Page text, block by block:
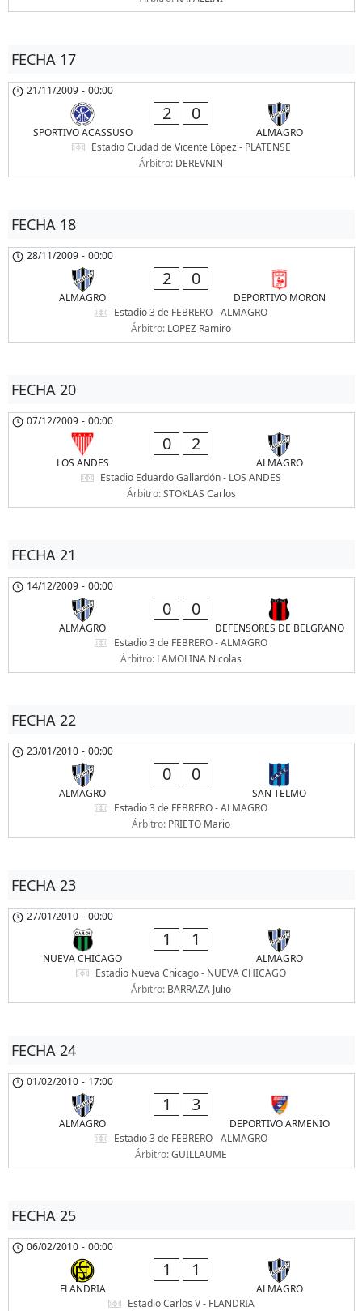
FECHA 17
21/11/2009 - 00:00
SPORTIVO ACASSUSO
2 0
ALMAGRO
Estadio Ciudad de Vicente López - PLATENSE
Árbitro: DEREVNIN
FECHA 18
28/11/2009 - 00:00
ALMAGRO
2 0
DEPORTIVO MORON
Estadio 3 de FEBRERO - ALMAGRO
Árbitro: LOPEZ Ramiro
FECHA 20
07/12/2009 - 00:00
LOS ANDES
0 2
ALMAGRO
Estadio Eduardo Gallardón - LOS ANDES
Árbitro:STOKLAS Carlos
FECHA 21
14/12/2009 - 00:00
ALMAGRO
0 0
DEFENSORES DE BELGRANO
Estadio 3 de FEBRERO - ALMAGRO
Árbitro: LAMOLINA Nicolas
FECHA 22
23/01/2010 - 00:00
ALMAGRO
0 0
SAN TELMO
Estadio 3 de FEBRERO - ALMAGRO
Árbitro: PRIETO Mario
FECHA 23
27/01/2010 - 00:00
NUEVA CHICAGO
1 1
ALMAGRO
Estadio Nueva Chicago - NUEVA CHICAGO
Árbitro: BARRAZA Julio
FECHA 24
01/02/2010 - 17:00
ALMAGRO
1 3
DEPORTIVO ARMENIO
Estadio 3 de FEBRERO - ALMAGRO
Árbitro:GUILLAUME
FECHA 25
06/02/2010 - 00:00
FLANDRIA
1 1
ALMAGRO
Estadio Carlos V - FLANDRIA